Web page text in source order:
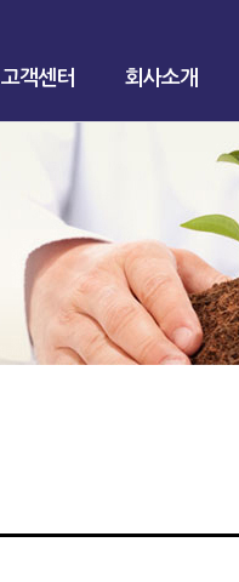
고객센터 회사소개